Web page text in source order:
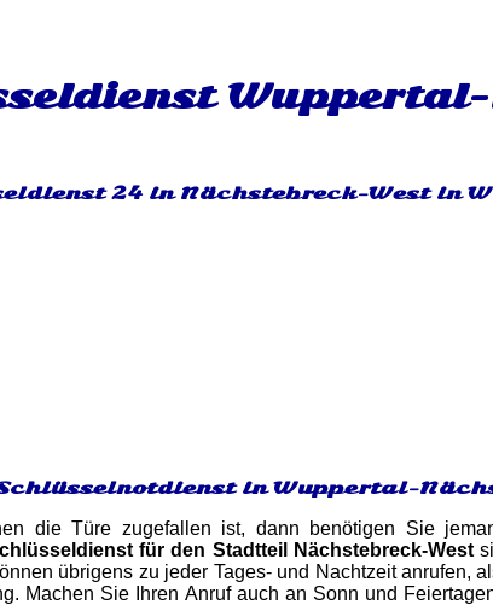
24 in Nächstebreck-West in
in Wuppertal-
die Türe zugefallen ist, dann benötigen Sie
für den Stadtteil Nächstebreck-West
übrigens zu jeder Tages- und Nachtzeit anrufen,
Machen Sie Ihren Anruf auch an Sonn und